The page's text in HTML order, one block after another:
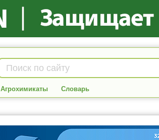
Агрохимикаты Словарь